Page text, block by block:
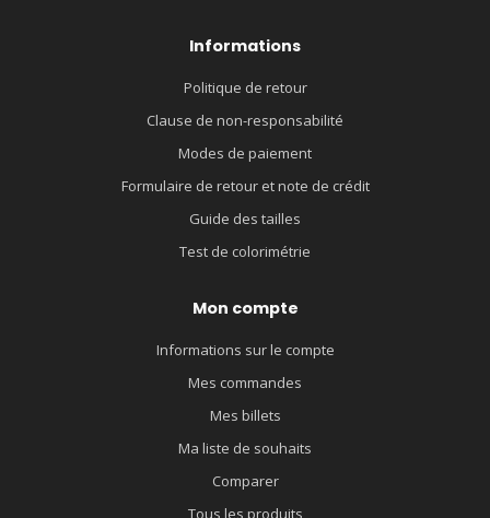
Informations
Politique de retour
Clause de non-responsabilité
Modes de paiement
Formulaire de retour et note de crédit
Guide des tailles
Test de colorimétrie
Mon compte
Informations sur le compte
Mes commandes
Mes billets
Ma liste de souhaits
Comparer
Tous les produits